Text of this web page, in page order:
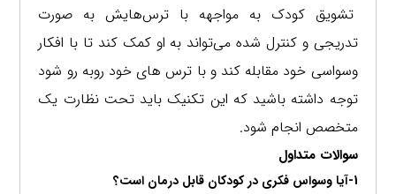
تشویق کودک به مواجهه با ترس‌هایش به صورت
تدریجی و کنترل شده می‌تواند به او کمک کند تا با افکار
وسواسی خود مقابله کند و با ترس های خود روبه رو شود
توجه داشته باشید که این تکنیک باید تحت نظارت یک
متخصص انجام شود.
سوالات متداول
1-آیا وسواس فکری در کودکان قابل درمان است؟